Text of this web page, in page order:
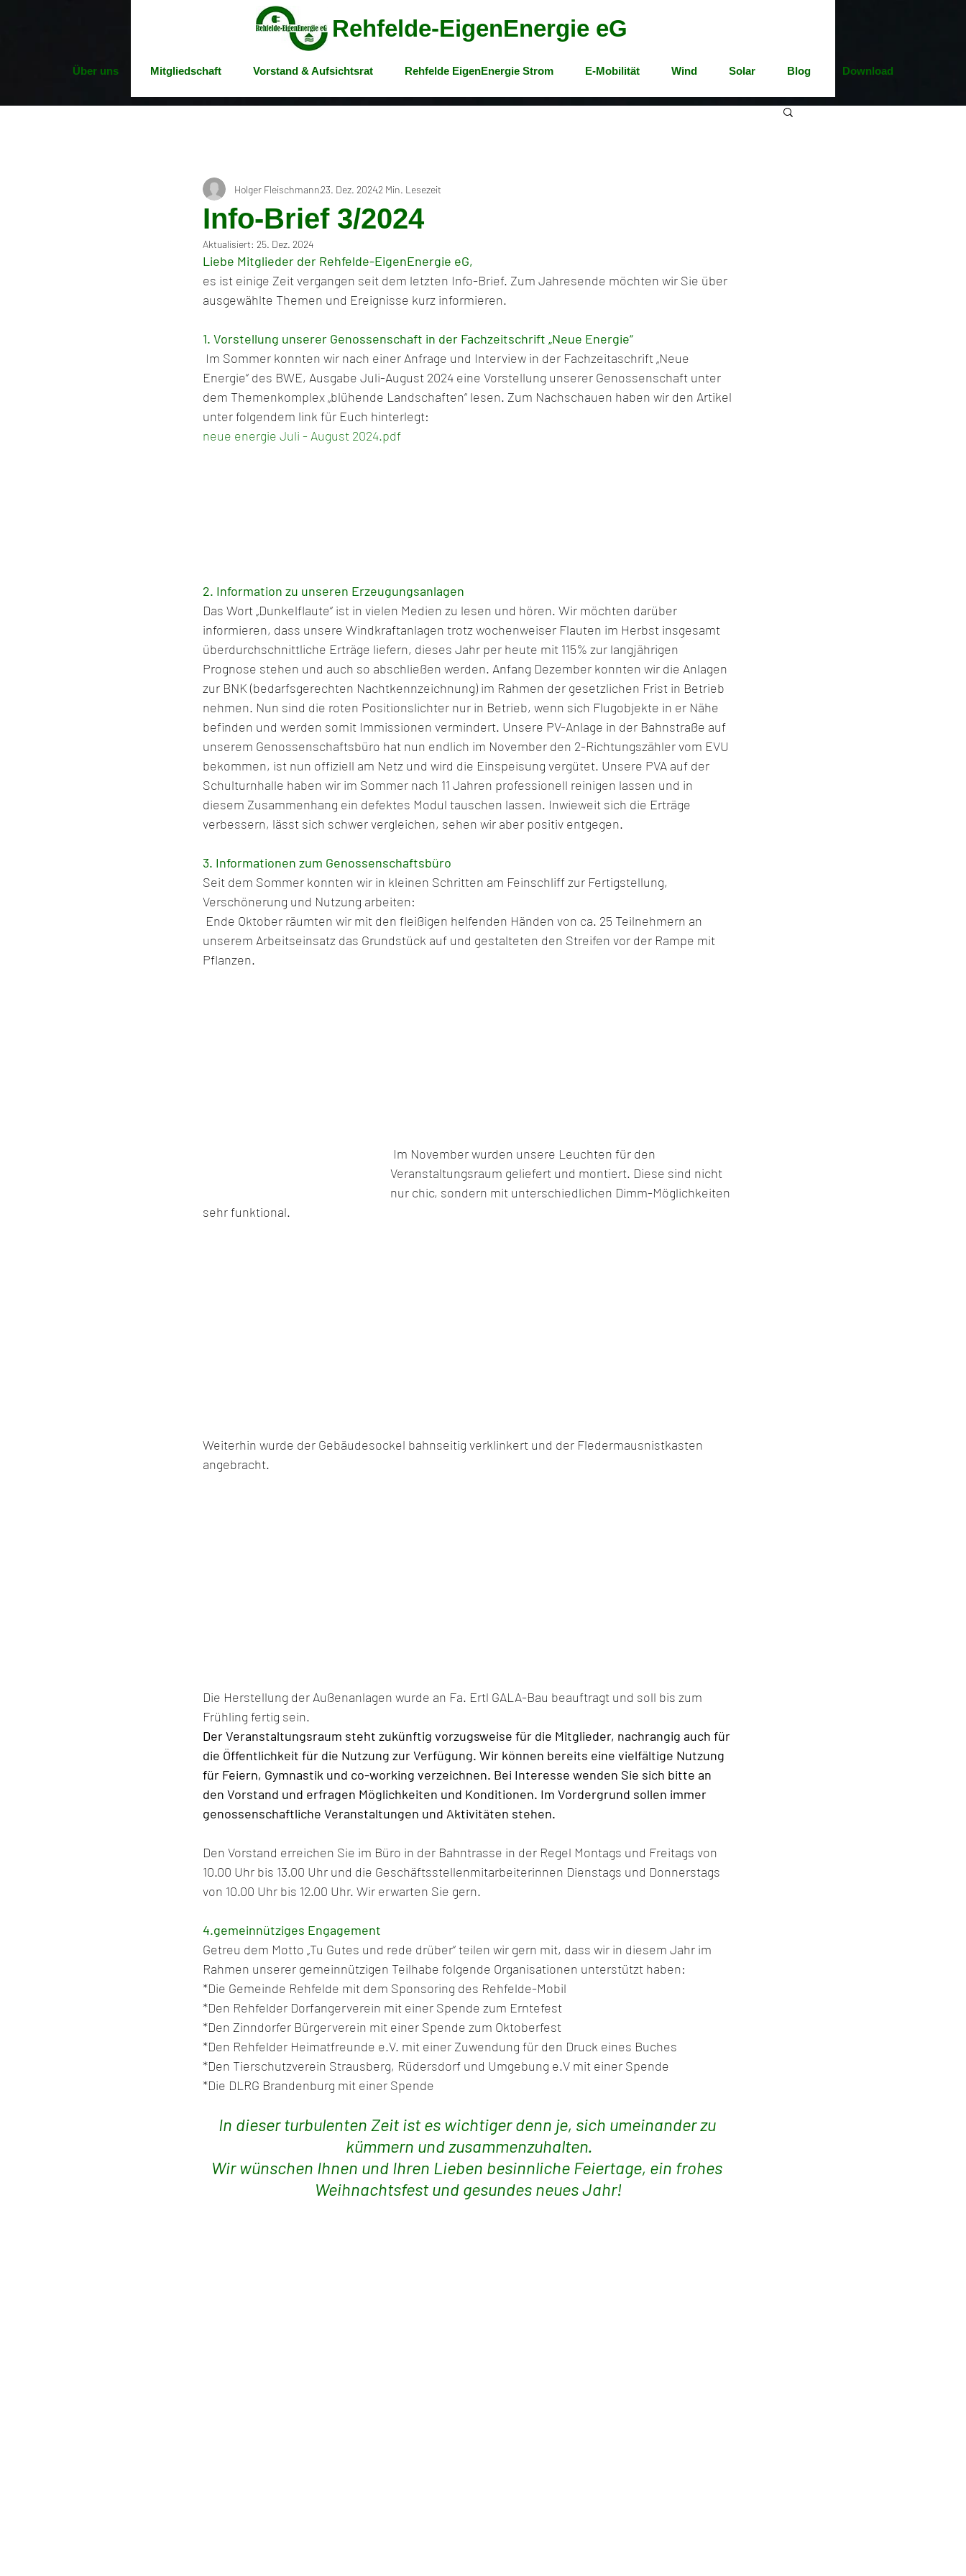
Rehfelde-EigenEnergie eG
Über uns Mitgliedschaft Vorstand & Aufsichtsrat Rehfelde EigenEnergie Strom E-Mobilität Wind Solar Blog Download
Info-Brief 3/2024
Holger Fleischmann23. Dez. 20242 Min. Lesezeit
Aktualisiert: 25. Dez. 2024
Liebe Mitglieder der Rehfelde-EigenEnergie eG,
es ist einige Zeit vergangen seit dem letzten Info-Brief. Zum Jahresende möchten wir Sie über
ausgewählte Themen und Ereignisse kurz informieren.
1. Vorstellung unserer Genossenschaft in der Fachzeitschrift „Neue Energie“
Im Sommer konnten wir nach einer Anfrage und Interview in der Fachzeitaschrift „Neue
Energie“ des BWE, Ausgabe Juli-August 2024 eine Vorstellung unserer Genossenschaft unter
dem Themenkomplex „blühende Landschaften“ lesen. Zum Nachschauen haben wir den Artikel
unter folgendem link für Euch hinterlegt:
neue energie Juli - August 2024.pdf
2. Information zu unseren Erzeugungsanlagen
Das Wort „Dunkelflaute“ ist in vielen Medien zu lesen und hören. Wir möchten darüber
informieren, dass unsere Windkraftanlagen trotz wochenweiser Flauten im Herbst insgesamt
überdurchschnittliche Erträge liefern, dieses Jahr per heute mit 115% zur langjährigen
Prognose stehen und auch so abschließen werden. Anfang Dezember konnten wir die Anlagen
zur BNK (bedarfsgerechten Nachtkennzeichnung) im Rahmen der gesetzlichen Frist in Betrieb
nehmen. Nun sind die roten Positionslichter nur in Betrieb, wenn sich Flugobjekte in er Nähe
befinden und werden somit Immissionen vermindert. Unsere PV-Anlage in der Bahnstraße auf
unserem Genossenschaftsbüro hat nun endlich im November den 2-Richtungszähler vom EVU
bekommen, ist nun offiziell am Netz und wird die Einspeisung vergütet. Unsere PVA auf der
Schulturnhalle haben wir im Sommer nach 11 Jahren professionell reinigen lassen und in
diesem Zusammenhang ein defektes Modul tauschen lassen. Inwieweit sich die Erträge
verbessern, lässt sich schwer vergleichen, sehen wir aber positiv entgegen.
3. Informationen zum Genossenschaftsbüro
Seit dem Sommer konnten wir in kleinen Schritten am Feinschliff zur Fertigstellung,
Verschönerung und Nutzung arbeiten:
unserem Arbeitseinsatz das Grundstück auf und gestalteten den Streifen vor der Rampe mit
Pflanzen.
Veranstaltungsraum geliefert und montiert. Diese sind nicht
nur chic, sondern mit unterschiedlichen Dimm-Möglichkeiten
sehr funktional.
Weiterhin wurde der Gebäudesockel bahnseitig verklinkert und der Fledermausnistkasten
angebracht.
Die Herstellung der Außenanlagen wurde an Fa. Ertl GALA-Bau beauftragt und soll bis zum
Frühling fertig sein.
Der Veranstaltungsraum steht zukünftig vorzugsweise für die Mitglieder, nachrangig auch für
die Öffentlichkeit für die Nutzung zur Verfügung. Wir können bereits eine vielfältige Nutzung
für Feiern, Gymnastik und co-working verzeichnen. Bei Interesse wenden Sie sich bitte an
den Vorstand und erfragen Möglichkeiten und Konditionen. Im Vordergrund sollen immer
genossenschaftliche Veranstaltungen und Aktivitäten stehen.
Den Vorstand erreichen Sie im Büro in der Bahntrasse in der Regel Montags und Freitags von
10.00 Uhr bis 13.00 Uhr und die Geschäftsstellenmitarbeiterinnen Dienstags und Donnerstags
von 10.00 Uhr bis 12.00 Uhr. Wir erwarten Sie gern.
4.gemeinnütziges Engagement
Getreu dem Motto „Tu Gutes und rede drüber“ teilen wir gern mit, dass wir in diesem Jahr im
Rahmen unserer gemeinnützigen Teilhabe folgende Organisationen unterstützt haben:
*Die Gemeinde Rehfelde mit dem Sponsoring des Rehfelde-Mobil
*Den Rehfelder Dorfangerverein mit einer Spende zum Erntefest
*Den Zinndorfer Bürgerverein mit einer Spende zum Oktoberfest
*Den Rehfelder Heimatfreunde e.V. mit einer Zuwendung für den Druck eines Buches
*Den Tierschutzverein Strausberg, Rüdersdorf und Umgebung e.V mit einer Spende
*Die DLRG Brandenburg mit einer Spende
In dieser turbulenten Zeit ist es wichtiger denn je, sich umeinander zu
kümmern und zusammenzuhalten.
Wir wünschen Ihnen und Ihren Lieben besinnliche Feiertage, ein frohes
Weihnachtsfest und gesundes neues Jahr!